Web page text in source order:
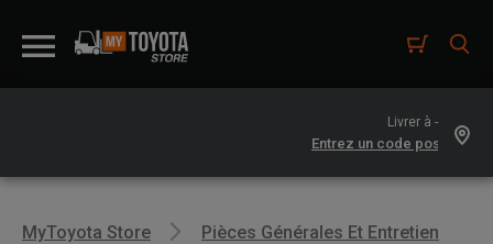
Livrer à -
MyToyota Store
Pièces Générales Et Entretien